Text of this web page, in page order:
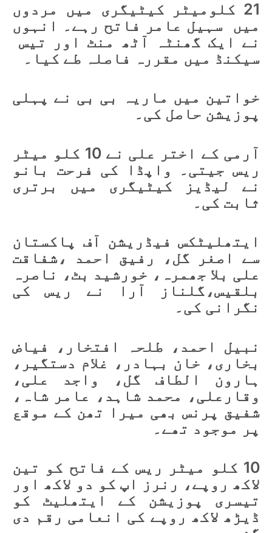
21 کلومیٹر کیٹیگری میں مردوں
میں سہیل عامر فاتح رہے۔ انہوں
نے ایک گھنٹہ آٹھ منٹ اور تیس
سیکنڈ میں مقررہ فاصلہ طے کیا۔
خواتین میں ماریہ بی بی نے پہلی
پوزیشن حاصل کی۔
آرمی کے اختر علی نے 10 کلو میٹر
ریس جیتی۔ واپڈا کی فرحت بانو
نے لیڈیز کیٹیگری میں برتری
ثابت کی۔
ایتھلیٹکس فیڈریشن آف پاکستان
سے اصغر گل، رفیق احمد ،شفاقت
علی بلا جھمرہ، خورشید بٹ، ناصرہ
بلقیس،گلناز آرا نے ریس کی
نگرانی کی۔
نبیل احمد، طلحہ افتخار، فیاض
بخاری، خان بہادر، غلام دستگیر،
ہارون الطاف گل، واجد علی،
وقارعلی، محمد شاہد، عامر شاہ،
شفیق پرنس بھی میرا تھن کے موقع
پر موجود تھے۔
10 کلو میٹر ریس کے فاتح کو تین
لاکھ روپے، رنرز اپ کو دو لاکھ اور
تیسری پوزیشن کے ایتھلیٹ کو
ڈیڑھ لاکھ روپے کی انعامی رقم دی